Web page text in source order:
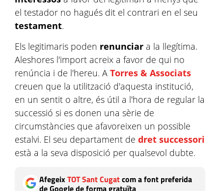
el testador no hagués dit el contrari en el seu
testament.
Els legitimaris poden renunciar a la llegítima.
Aleshores l'import acreix a favor de qui no
renúncia i de l'hereu. A Torres & Associats
creuen que la utilització d'aquesta institució,
en un sentit o altre, és útil a l'hora de regular la
successió si es donen una sèrie de
circumstàncies que afavoreixen un possible
estalvi. El seu departament de dret successori
està a la seva disposició per qualsevol dubte.
AfegeixTOT Sant Cugatcom a font preferida
de Google de forma gratuïta